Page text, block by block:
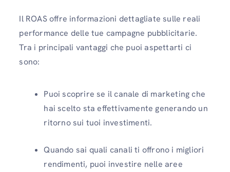
Il ROAS offre informazioni dettagliate sulle reali
performance delle tue campagne pubblicitarie.
Tra i principali vantaggi che puoi aspettarti ci
sono:
Puoi scoprire se il canale di marketing che
hai scelto sta effettivamente generando un
ritorno sui tuoi investimenti.
Quando sai quali canali ti offrono i migliori
rendimenti, puoi investire nelle aree